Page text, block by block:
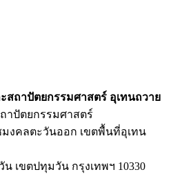
สถาปัตยกรรมศาสตร์ อุเทนถวาย
าปัตยกรรมศาสตร์
งคลตะวันออก เขตพื้นที่อุเทน
เขตปทุมวัน กรุงเทพฯ 10330